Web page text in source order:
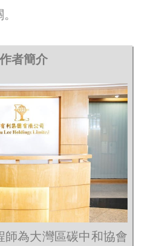
作者簡介
師為大灣區碳中和協會